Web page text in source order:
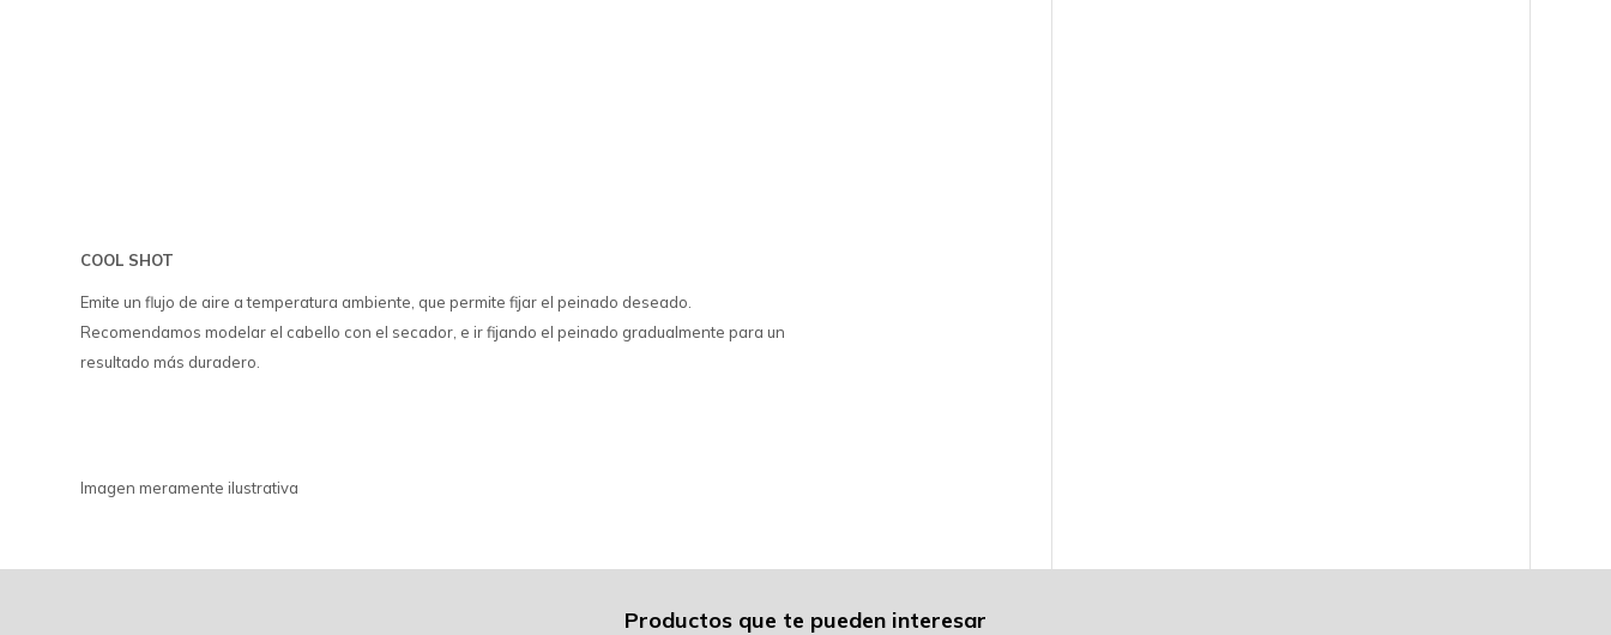
COOL SHOT
Emite un flujo de aire a temperatura ambiente, que permite fijar el peinado deseado.
Recomendamos modelar el cabello con el secador, e ir fijando el peinado gradualmente para un
resultado más duradero.
Imagen meramente ilustrativa
Productos que te pueden interesar